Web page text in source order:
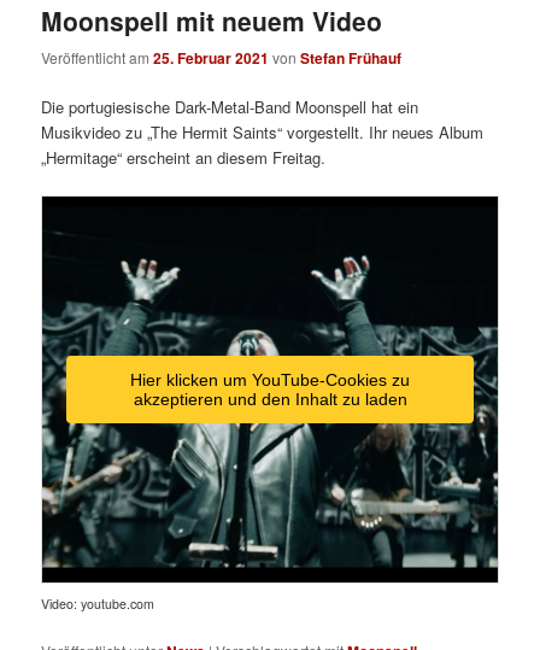
Moonspell mit neuem Video
Veröffentlicht am25. Februar 2021 vonStefan Frühauf
Die portugiesische Dark-Metal-Band Moonspell hat ein
Musikvideo zu „The Hermit Saints“ vorgestellt. Ihr neues Album
„Hermitage“ erscheint an diesem Freitag.
Hier klicken um YouTube-Cookies zu
akzeptieren und den Inhalt zu laden
Video: youtube.com